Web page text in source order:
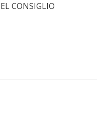
CONSIGLIO